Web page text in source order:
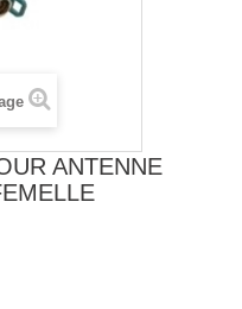
ANTENNE